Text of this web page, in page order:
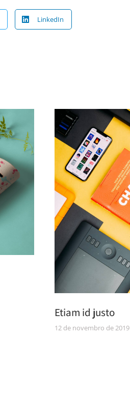
LinkedIn
Etiam id justo
12 de novembro de 2019